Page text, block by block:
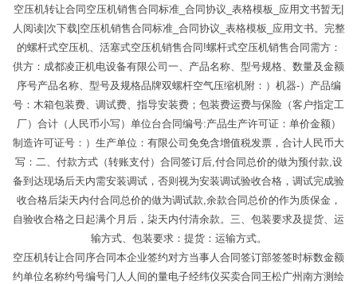
空压机转让合同空压机销售合同标准_合同协议_表格模板_应用文书暂无|
人阅读|次下载|空压机销售合同标准_合同协议_表格模板_应用文书。完整
的螺杆式空压机、活塞式空压机销售合同!螺杆式空压机销售合同需方：
供方：成都凌正机电设备有限公司一、产品名称、型号规格、数量及金额
序号产品名称、型号及规格品牌双螺杆空气压缩机附：）机器-）产品编
号：木箱包装费、调试费、指导安装费；包装费运费与保险（客户指定工
厂）合计（人民币小写）单位台合同编号:产品生产许可证：单价金额）
制造许可证号：）生产单位：有限公司免免含增值税发票，合计人民币大
写：二、付款方式（转账支付）合同签订后,付合同总价的做为预付款,设
备到达现场后天内需安装调试，否则视为安装调试验收合格，调试完成验
收合格后柒天内付合同总价的做为调试款,余款合同总价的作为质保金，
自验收合格之日起满个月后，柒天内付清余款。三、包装要求及提货、运
输方式、包装要求：提货：运输方式。
空压机转让合同序合同本企业签约对方当事人合同签订部签签时标数金额
约单位名称约号编号门人人间的量电子经纬仪买卖合同王松广州南方测绘